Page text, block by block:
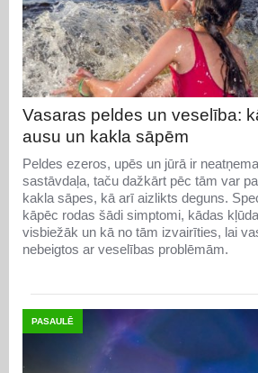
Vasaras peldes un veselība:
ausu un kakla sāpēm
Peldes ezeros, upēs un jūrā ir
sastāvdaļa, taču dažkārt pēc tām var
kakla sāpes, kā arī aizlikts deguns.
kāpēc rodas šādi simptomi, kādas
visbiežāk un kā no tām izvairīties, lai
nebeigtos ar veselības problēmām.
PASAULĒ